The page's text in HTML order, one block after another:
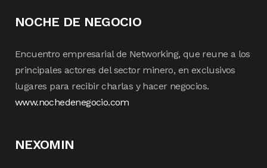
NOCHE DE NEGOCIO
Encuentro empresarial de Networking, que reune a los
principales actores del sector minero, en exclusivos
lugares para recibir charlas y hacer negocios.
www.nochedenegocio.com
NEXOMIN